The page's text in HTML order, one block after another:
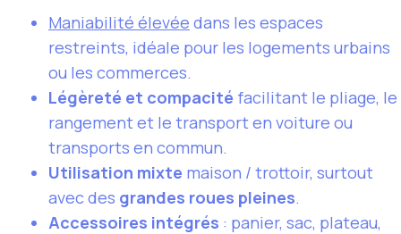
Maniabilité élevée dans les espaces
restreints, idéale pour les logements urbains
ou les commerces.
Légèreté et compacité facilitant le pliage, le
rangement et le transport en voiture ou
transports en commun.
Utilisation mixte maison / trottoir, surtout
avec des grandes roues pleines.
Accessoires intégrés : panier, sac, plateau,